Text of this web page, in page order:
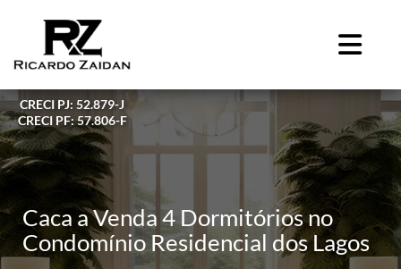
CRECI PJ: 52.879-J
CRECI PF: 57.806-F
Caca a Venda 4 Dormitórios no
Condomínio Residencial dos Lagos